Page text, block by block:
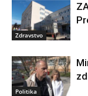
Zdravstvo
Politika